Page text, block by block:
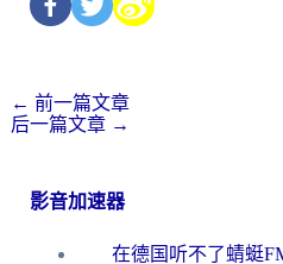
← 前一篇文章
后一篇文章 →
影音加速器